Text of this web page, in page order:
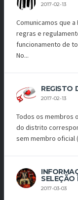
2017-02-13
Comunicamos que
regras e
funcionamento de
No...
REGISTO
2017-02-13
Todos os membros
do distrito
sem membro oficial
SELEÇÃO
2017-03-03